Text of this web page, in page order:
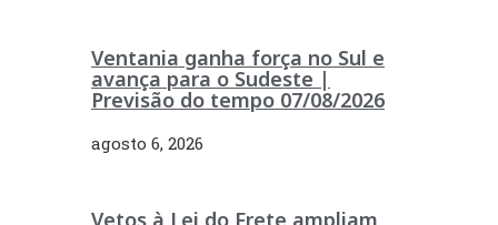
Ventania ganha força no Sul e
avança para o Sudeste |
Previsão do tempo 07/08/2026
agosto 6, 2026
Vetos à Lei do Frete ampliam